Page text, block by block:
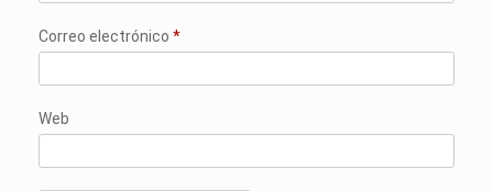
Correo electrónico *
Web